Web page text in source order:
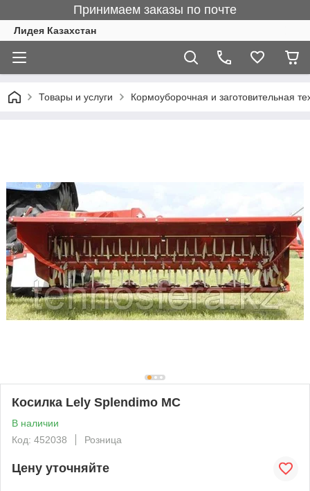
Принимаем заказы по почте
Лидея Казахстан
Товары и услуги Кормоуборочная и заготовительная
Косилка Lely Splendimo MC
В наличии
Код: 452038
Розница
Цену уточняйте